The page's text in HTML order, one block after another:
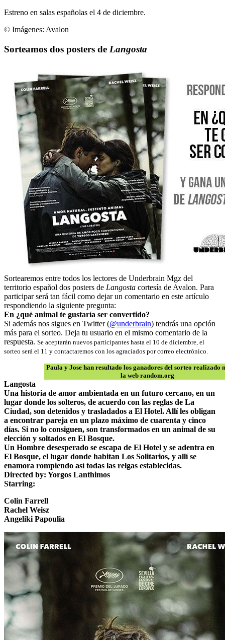
Estreno en salas españolas el 4 de diciembre.
© Imágenes: Avalon
Sorteamos dos posters de Langosta
Sortearemos entre todos los lectores de Underbrain Mgz del
territorio español dos posters de Langosta cortesía de Avalon. Para
participar será tan fácil como dejar un comentario en este artículo
respondiendo la siguiente pregunta:
En ¿qué animal te gustaría ser convertido?
Si además nos sigues en Twitter (@underbrain) tendrás una opción
más para el sorteo. Deja tu usuario en el mismo comentario de la
respuesta. Se aceptarán nuevos participantes hasta el 10 de diciembre, el
sorteo será el 11 y contactaremos con los agraciados por correo electrónico.
Paula y Jose han resultado los ganadores del sorteo realizado
la web random.org
Langosta
Una historia de amor ambientada en un futuro cercano, en un
lugar donde los solteros, de acuerdo con las reglas de La
Ciudad, son detenidos y trasladados a El Hotel. Allí les obligan
a encontrar pareja en un plazo máximo de cuarenta y cinco
días. Si no lo consiguen, son transformados en un animal de su
elección y soltados en El Bosque.
Un Hombre desesperado se escapa de El Hotel y se adentra en
El Bosque, el lugar donde habitan Los Solitarios, y allí se
enamora rompiendo así todas las relgas establecidas.
Directed by: Yorgos Lanthimos
Starring:
Colin Farrell
Rachel Weisz
Angeliki Papoulia